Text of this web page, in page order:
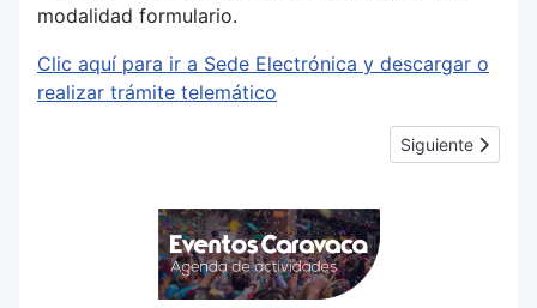
modalidad formulario.
Clic aquí para ir a Sede Electrónica y descargar o
realizar trámite telemático
Artículo
Siguiente